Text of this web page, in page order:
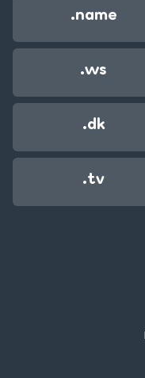
.name
.ws
.dk
.tv